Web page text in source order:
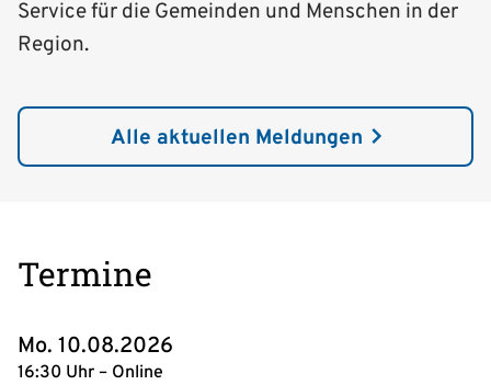
Service für die Gemeinden und Menschen in der
Region.
Alle aktuellen Meldungen
Termine
Mo. 10.08.2026
16:30 Uhr – Online